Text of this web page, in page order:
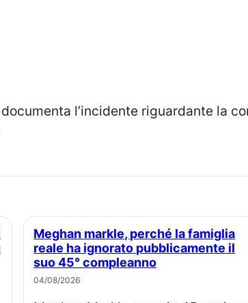
Meghan markle, perché la famiglia
reale ha ignorato pubblicamente il
suo 45° compleanno
04/08/2026